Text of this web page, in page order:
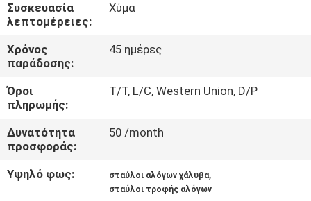
ΣΕ
ΕΠΑΦΉ
ΜΕ
ΖΗΤΉΣΤΕ
ΈΝΑ
ΑΠΌΣΠΑΣΜΑ
Συσκευασία
λεπτομέρειες:
Χύμα
Χρόνος
παράδοσης:
45 ημέρες
Όροι
πληρωμής:
T/T, L/C, Western Union, D/P
Δυνατότητα
προσφοράς:
50 /month
Υψηλό φως: σταύλοι αλόγων χάλυβα,
σταύλοι τροφής αλόγων